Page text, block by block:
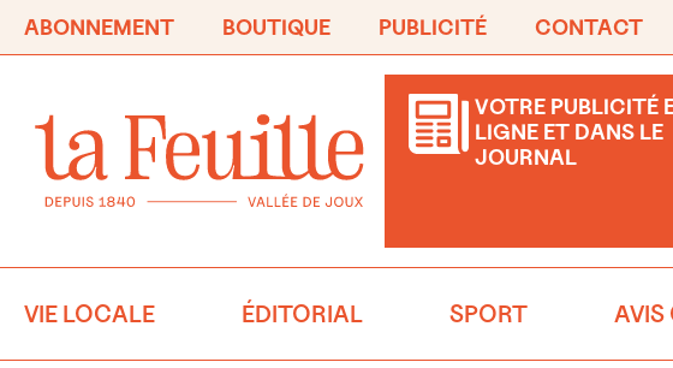
ABONNEMENT BOUTIQUE PUBLICITÉ CONTACT
VOTRE PUBLICITÉ
LIGNE ET DANS LE
JOURNAL
VIE LOCALE ÉDITORIAL SPORT AVIS